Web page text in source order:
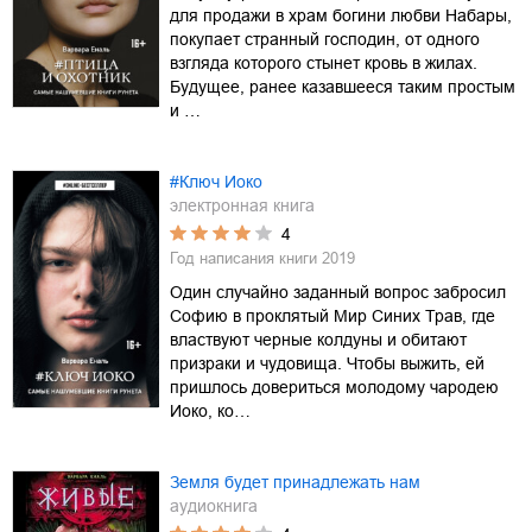
для продажи в храм богини любви Набары,
покупает странный господин, от одного
взгляда которого стынет кровь в жилах.
Будущее, ранее казавшееся таким простым
и …
#Ключ Иоко
электронная книга
4
Год написания книги 2019
Один случайно заданный вопрос забросил
Софию в проклятый Мир Синих Трав, где
властвуют черные колдуны и обитают
призраки и чудовища. Чтобы выжить, ей
пришлось довериться молодому чародею
Иоко, ко…
Земля будет принадлежать нам
аудиокнига